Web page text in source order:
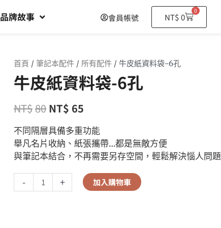
品牌故事 會員帳號 NT$0
0
購
物
首頁 / 筆記本配件 / 所有配件 / 牛皮紙資料袋-6孔
牛皮紙資料袋-6孔
NT$80 NT$ 65
不同隔層具備多重功能
舉凡名片收納、紙張攜帶…都是無敵方便
與筆記本結合，不再需要另存空間，輕鬆解決惱人問題
- + 加入購物車